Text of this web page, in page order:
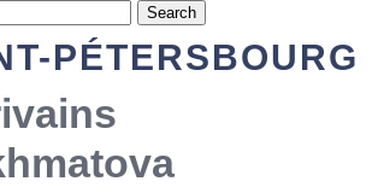
PÉTERSBOURG